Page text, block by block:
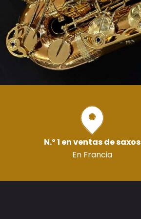
N.º 1 en ventas de saxos
En Francia